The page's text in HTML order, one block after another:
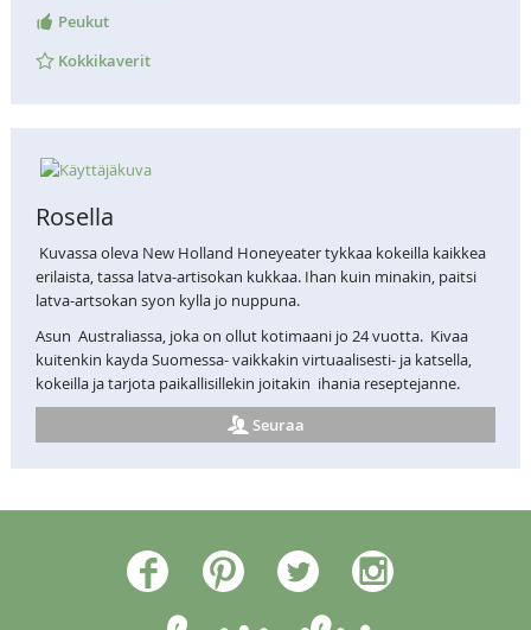
Peukut
Kokkikaverit
Rosella
Kuvassa oleva New Holland Honeyeater tykkaa kokeilla kaikkea
erilaista, tassa latva-artisokan kukkaa. Ihan kuin minakin, paitsi
latva-artsokan syon kylla jo nuppuna.
Asun Australiassa, joka on ollut kotimaani jo 24 vuotta. Kivaa
kuitenkin kayda Suomessa- vaikkakin virtuaalisesti- ja katsella,
kokeilla ja tarjota paikallisillekin joitakin ihania reseptejanne.
Seuraa